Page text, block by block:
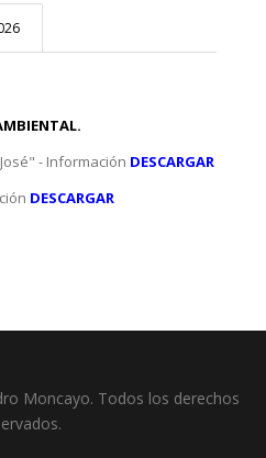
- Información DESCARGAR
DESCARGAR
Moncayo. Todos los derechos